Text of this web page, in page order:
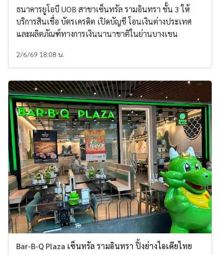
ธนาคารยูโอบี UOB สาขาเซ็นทรัล รามอินทรา ชั้น 3 ให้
บริการสินเชื่อ บัตรเครดิต เปิดบัญชี โอนเงินต่างประเทศ
และผลิตภัณฑ์ทางการเงินนานาชาติในย่านบางเขน
2/6/69 18:08 น.
Bar-B-Q Plaza เซ็นทรัล รามอินทรา ปิ้งย่างไอเดียไทย